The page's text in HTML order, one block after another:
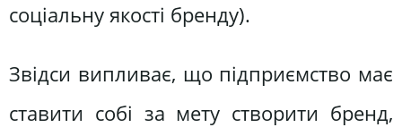
соціальну якості бренду).
Звідси випливає, що підприємство має
ставити собі за мету створити бренд,